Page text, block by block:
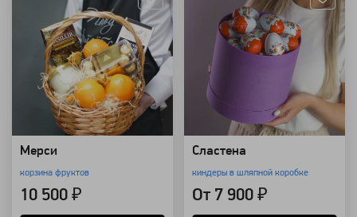
Мерси
корзина фруктов
10 500 ₽
Сластена
киндеры в шляпной коробке
От 7 900 ₽